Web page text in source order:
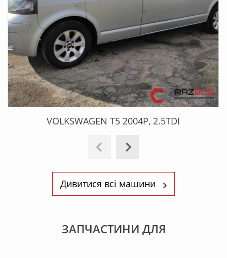
VOLKSWAGEN T5 2004Р, 2.5TDI
Дивитися всі машини
ЗАПЧАСТИНИ ДЛЯ